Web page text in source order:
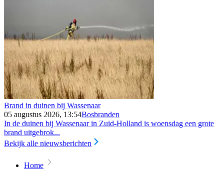
Brand in duinen bij Wassenaar
05 augustus 2026, 13:54Bosbranden
In de duinen bij Wassenaar in Zuid-Holland is woensdag een grote
brand uitgebrok...
Bekijk alle nieuwsberichten
Home